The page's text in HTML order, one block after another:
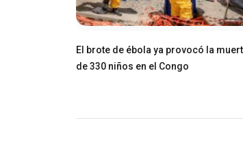
El brote de ébola ya provocó la
de 330 niños en el Congo